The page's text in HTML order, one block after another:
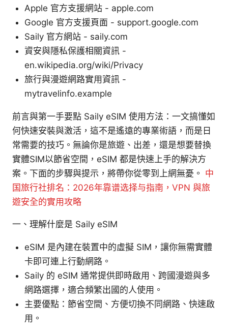
Apple 官方支援網站 - apple.com
Google 官方支援頁面 - support.google.com
Saily 官方網站 - saily.com
資安與隱私保護相關資訊 -
en.wikipedia.org/wiki/Privacy
旅行與漫遊網路實用資訊 -
mytravelinfo.example
前言與第一手要點 Saily eSIM 使用方法：一文搞懂如
何快速安裝與激活，這不是遙遠的專業術語，而是日
常需要的技巧。無論你是旅遊、出差，還是想要替換
實體SIM以節省空間，eSIM 都是快速上手的解決方
案。下面的步驟與提示，將帶你從零到上網無憂。 中
国旅行社排名：2026年靠谱选择与指南，VPN 與旅
遊安全的實用攻略
一、理解什麼是 Saily eSIM
eSIM 是內建在裝置中的虛擬 SIM，讓你無需實體
卡即可連上行動網路。
Saily 的 eSIM 通常提供即時啟用、跨國漫遊與多
網路選擇，適合頻繁出國的人使用。
主要優點：節省空間、方便切換不同網路、快速啟
用。